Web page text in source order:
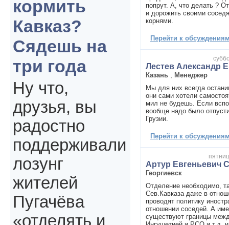
попрут. А, что делать ?
и дорожить своими
корнями.
Перейти к
Лестев Александр
Казань
Менеджер
Мы для них всегда
они сами хотели
мил не будешь. Если
вообще надо было
Грузии.
Перейти к
Артур Евгеньевич
Георгиевск
Отделение необходимо,
Сев.Кавказа даже в
проводят политику
отношении соседей. А
существуют границы
кормить
Кавказ?
Сядешь на
три года
Ну что,
друзья, вы
радостно
поддерживали
лозунг
жителей
Пугачёва
«отделять и